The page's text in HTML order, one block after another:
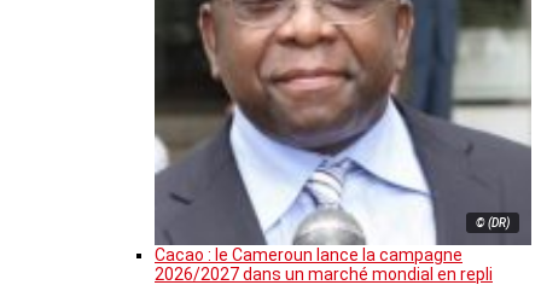
© (DR)
Cacao : le Cameroun lance la campagne
2026/2027 dans un marché mondial en repli